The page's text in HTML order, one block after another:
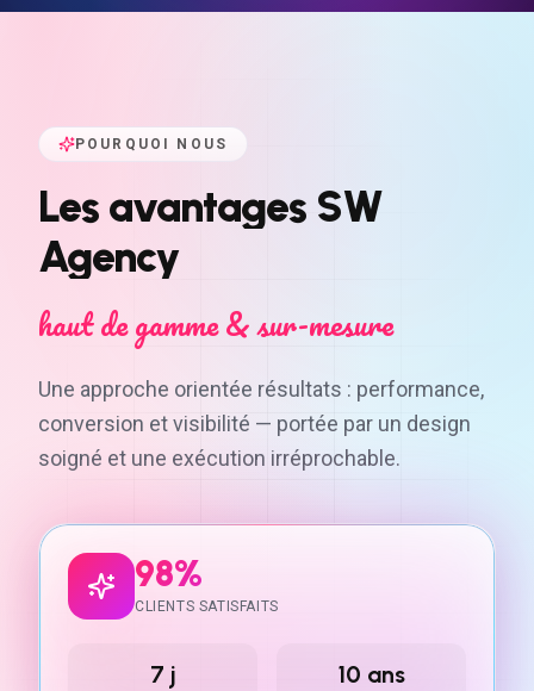
POURQUOI NOUS
Les avantages SW
Agency
haut de gamme & sur-mesure
Une approche orientée résultats : performance,
conversion et visibilité — portée par un design
soigné et une exécution irréprochable.
98%
CLIENTS SATISFAITS
7 j 10 ans